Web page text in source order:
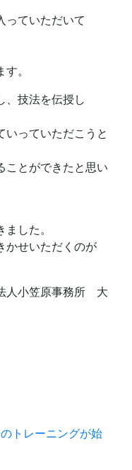
っていただいて
。
、技法を伝授し
いっていただこうと
ことができたと思い
した。
かせいただくのが
人小笠原事務所 大
トレーニングが始